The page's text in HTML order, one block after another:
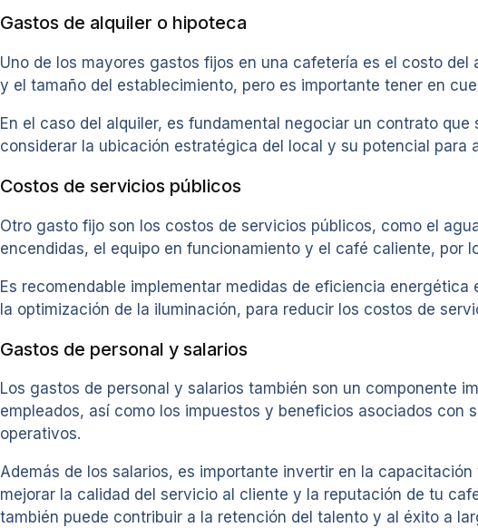
Gastos de alquiler o hipoteca
Uno de los mayores gastos fijos en una cafetería es el costo
y el tamaño del establecimiento, pero es importante tener en
En el caso del alquiler, es fundamental negociar un contrato
considerar la ubicación estratégica del local y su potencial
Costos de servicios públicos
Otro gasto fijo son los costos de servicios públicos, como el
encendidas, el equipo en funcionamiento y el café caliente, por
Es recomendable implementar medidas de eficiencia
la optimización de la iluminación, para reducir los costos de
Gastos de personal y salarios
Los gastos de personal y salarios también son un componente
empleados, así como los impuestos y beneficios asociados
operativos.
Además de los salarios, es importante invertir en la
mejorar la calidad del servicio al cliente y la reputación de tu
también puede contribuir a la retención del talento y al éxito a